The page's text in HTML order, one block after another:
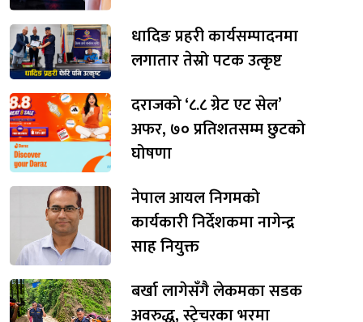
धादिङ प्रहरी कार्यसम्पादनमा
लगातार तेस्रो पटक उत्कृष्ट
दराजको ‘८.८ ग्रेट एट सेल’
अफर, ७० प्रतिशतसम्म छुटको
घोषणा
नेपाल आयल निगमको
कार्यकारी निर्देशकमा नागेन्द्र
साह नियुक्त
बर्खा लागेसँगै लेकमका सडक
अवरुद्ध, स्ट्रेचरका भरमा